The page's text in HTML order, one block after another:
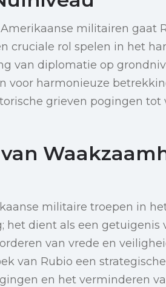
militairen gaat
cruciale rol spelen in het
van diplomatie op
voor harmonieuze
grieven pogingen
militaire troepen in
het dient als een getuigenis
van vrede en
van Rubio een
en het verminderen